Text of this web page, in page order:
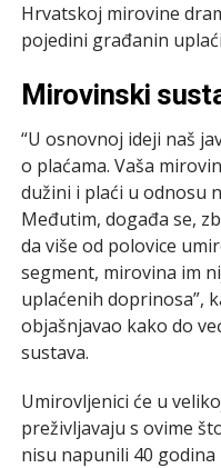
Hrvatskoj mirovine
pojedini građanin
Mirovinski
“U osnovnoj ideji naš
o plaćama. Vaša
dužini i plaći u odnosu
Međutim, događa se,
da više od polovice
segment, mirovina im
uplaćenih doprinosa”,
objašnjavao kako do
sustava.
Umirovljenici će u
preživljavaju s ovime
nisu napunili 40 godina